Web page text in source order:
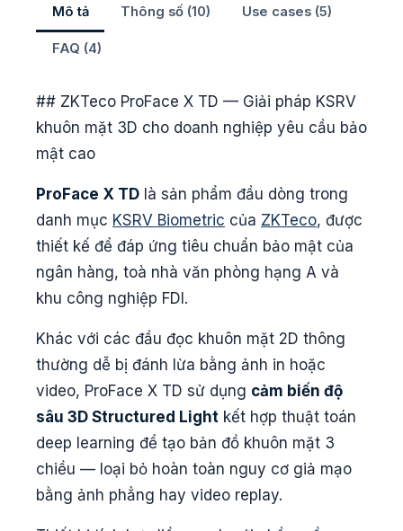
Mô tả Thông số (10) Use cases (5)
FAQ (4)
## ZKTeco ProFace X TD — Giải pháp KSRV
khuôn mặt 3D cho doanh nghiệp yêu cầu bảo
mật cao
ProFace X TD là sản phẩm đầu dòng trong
danh mục KSRV Biometric của ZKTeco, được
thiết kế để đáp ứng tiêu chuẩn bảo mật của
ngân hàng, toà nhà văn phòng hạng A và
khu công nghiệp FDI.
Khác với các đầu đọc khuôn mặt 2D thông
thường dễ bị đánh lừa bằng ảnh in hoặc
video, ProFace X TD sử dụng cảm biến độ
sâu 3D Structured Light kết hợp thuật toán
deep learning để tạo bản đồ khuôn mặt 3
chiều — loại bỏ hoàn toàn nguy cơ giả mạo
bằng ảnh phẳng hay video replay.